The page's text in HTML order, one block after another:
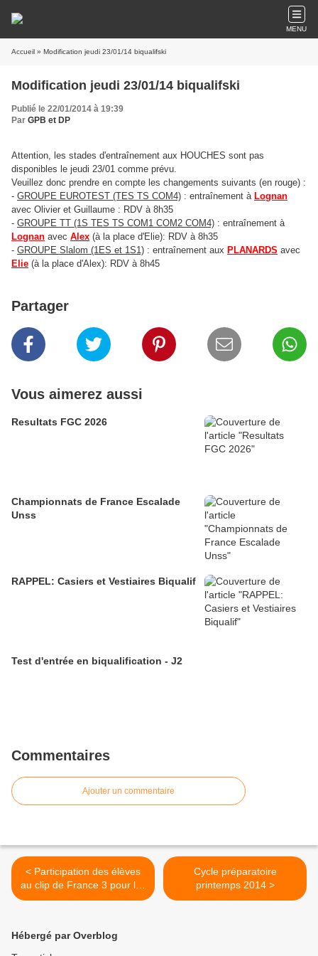
MENU
Accueil » Modification jeudi 23/01/14 biqualifski
Modification jeudi 23/01/14 biqualifski
Publié le 22/01/2014 à 19:39
Par GPB et DP
Attention, les stades d'entraînement aux HOUCHES sont pas
disponibles le jeudi 23/01 comme prévu.
Veuillez donc prendre en compte les changements suivants (en rouge) :
- GROUPE EUROTEST (TES TS COM4) : entraînement à Lognan
avec Olivier et Guillaume : RDV à 8h35
- GROUPE TT (1S TES TS COM1 COM2 COM4) : entraînement à
Lognan avec Alex (à la place d'Elie): RDV à 8h35
- GROUPE Slalom (1ES et 1S1) : entraînement aux PLANARDS avec
Elie (à la place d'Alex): RDV à 8h45
Partager
Vous aimerez aussi
Resultats FGC 2026
Championnats de France Escalade
Unss
RAPPEL: Casiers et Vestiaires Biqualif
Test d'entrée en biqualification - J2
Commentaires
Ajouter un commentaire
< Participation des élèves
au clip de France 3 pour les
JO de Sotchi
Cycle préparatoire
printemps 2014 >
Hébergé par Overblog